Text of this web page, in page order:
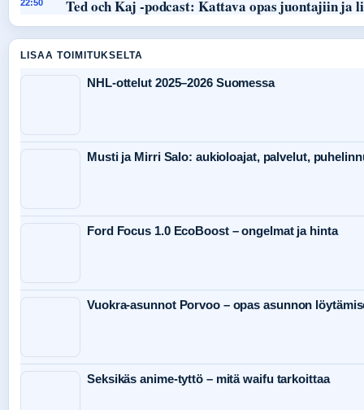
22:50 Ted och Kaj -podcast: Kattava opas juontajiin ja
LISAA TOIMITUKSELTA
NHL-ottelut 2025–2026 Suomessa
Musti ja Mirri Salo: aukioloajat, palvelut,
Ford Focus 1.0 EcoBoost – ongelmat ja hinta
Vuokra-asunnot Porvoo – opas asunnon
Seksikäs anime-tyttö – mitä waifu tarkoittaa